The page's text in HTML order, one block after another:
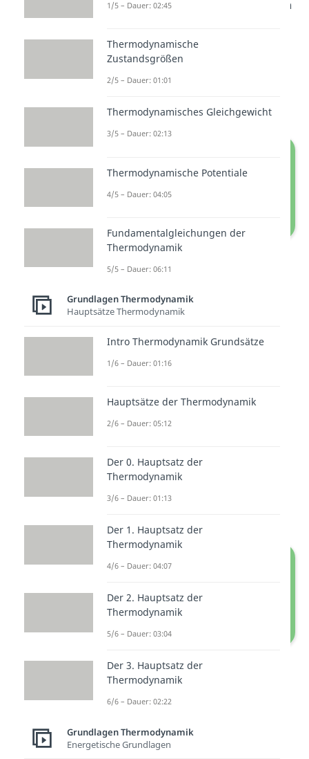
wir auch das
spezifische Volumen
Volumen ist der
Dichte
. Dabei betrachtet
man einegleichbleibende
Stoffmengebzw. Masse.
p-V-Diagramm
Das Arbeitsdiagramm
Arbeitsdiagramm
die Arbeitdurch die
Arbeitsdiagramm
In Kreisprozessen ist die
den Zustandskurven
1/5 – Dauer: 02:45
Thermodynamische
Zustandsgrößen
2/5 – Dauer: 01:01
Thermodynamisches Gleichgewicht
3/5 – Dauer: 02:13
Thermodynamische Potentiale
4/5 – Dauer: 04:05
Fundamentalgleichungen der
Thermodynamik
5/5 – Dauer: 06:11
Grundlagen Thermodynamik
Hauptsätze Thermodynamik
Intro Thermodynamik Grundsätze
1/6 – Dauer: 01:16
Hauptsätze der Thermodynamik
2/6 – Dauer: 05:12
Der 0. Hauptsatz der
Thermodynamik
3/6 – Dauer: 01:13
Der 1. Hauptsatz der
Thermodynamik
4/6 – Dauer: 04:07
Der 2. Hauptsatz der
Thermodynamik
5/6 – Dauer: 03:04
Der 3. Hauptsatz der
Thermodynamik
6/6 – Dauer: 02:22
Grundlagen Thermodynamik
Energetische Grundlagen